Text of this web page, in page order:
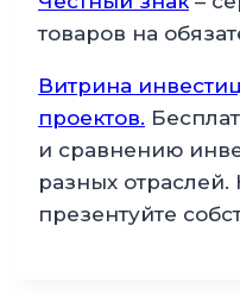
товаров на
Витрина
проектов.
и сравнению
разных
презентуйте